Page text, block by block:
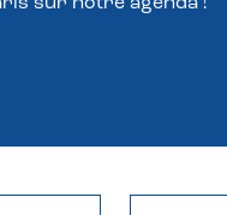
sur notre agenda !